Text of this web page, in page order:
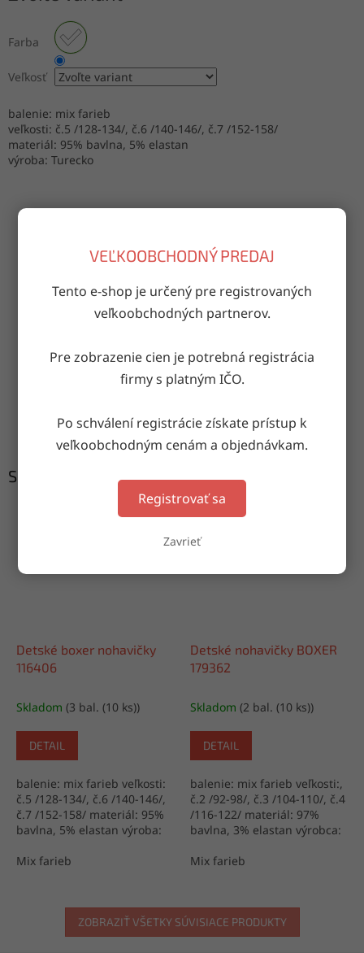
VEĽKOOBCHODNÝ PREDAJ
Tento e-shop je určený pre registrovaných
veľkoobchodných partnerov.
Pre zobrazenie cien je potrebná registrácia
firmy s platným IČO.
Po schválení registrácie získate prístup k
veľkoobchodným cenám a objednávkam.
Registrovať sa
Zavrieť
Farba
Veľkosť
balenie: mix farieb
veľkosti: č.5 /128-134/, č.6 /140-146/, č.7 /152-158/
materiál: 95% bavlna, 5% elastan
výroba: Turecko
ZDIEĽAŤ
na akúkoľvek adresu
nepoškodeného tovaru
Súvisiaci tovar
Detské boxer nohavičky
116406
Skladom (3 bal. (10 ks))
DETAIL
balenie: mix farieb veľkosti:
č.5 /128-134/, č.6 /140-146/,
č.7 /152-158/ materiál: 95%
bavlna, 5% elastan výroba:
Mix farieb
Detské nohavičky BOXER
179362
Skladom (2 bal. (10 ks))
DETAIL
balenie: mix farieb veľkosti:,
č.2 /92-98/, č.3 /104-110/, č.4
/116-122/ materiál: 97%
bavlna, 3% elastan výrobca:
Mix farieb
ZOBRAZIŤ VŠETKY SÚVISIACE PRODUKTY